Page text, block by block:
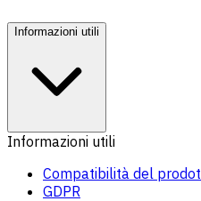
Informazioni utili
Informazioni utili
Compatibilità del
GDPR